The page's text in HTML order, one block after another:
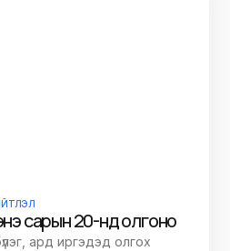
сарын 20-нд олгоно
ард иргэдэд олгох